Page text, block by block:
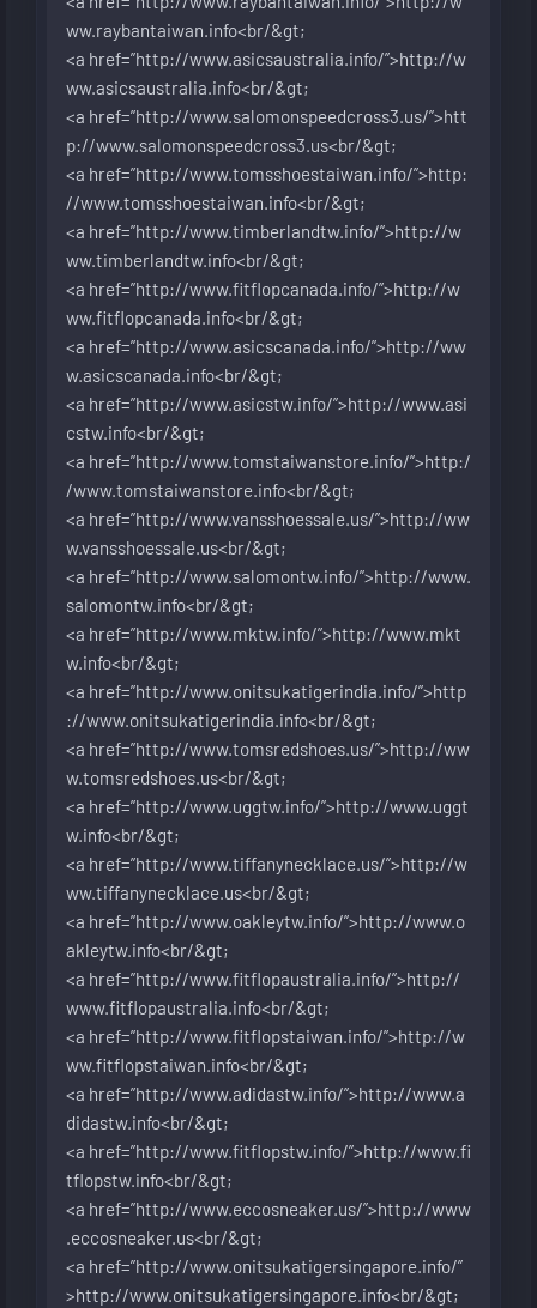
ww.raybantaiwan.info<br/&gt;
<a href=”http://www.asicsaustralia.info/”>http://w
ww.asicsaustralia.info<br/&gt;
<a href=”http://www.salomonspeedcross3.us/”>htt
p://www.salomonspeedcross3.us<br/&gt;
<a href=”http://www.tomsshoestaiwan.info/”>http:
//www.tomsshoestaiwan.info<br/&gt;
<a href=”http://www.timberlandtw.info/”>http://w
ww.timberlandtw.info<br/&gt;
<a href=”http://www.fitflopcanada.info/”>http://w
ww.fitflopcanada.info<br/&gt;
<a href=”http://www.asicscanada.info/”>http://ww
w.asicscanada.info<br/&gt;
<a href=”http://www.asicstw.info/”>http://www.asi
cstw.info<br/&gt;
<a href=”http://www.tomstaiwanstore.info/”>http:/
/www.tomstaiwanstore.info<br/&gt;
<a href=”http://www.vansshoessale.us/”>http://ww
w.vansshoessale.us<br/&gt;
<a href=”http://www.salomontw.info/”>http://www.
salomontw.info<br/&gt;
<a href=”http://www.mktw.info/”>http://www.mkt
w.info<br/&gt;
<a href=”http://www.onitsukatigerindia.info/”>http
://www.onitsukatigerindia.info<br/&gt;
<a href=”http://www.tomsredshoes.us/”>http://ww
w.tomsredshoes.us<br/&gt;
<a href=”http://www.uggtw.info/”>http://www.uggt
w.info<br/&gt;
<a href=”http://www.tiffanynecklace.us/”>http://w
ww.tiffanynecklace.us<br/&gt;
<a href=”http://www.oakleytw.info/”>http://www.o
akleytw.info<br/&gt;
<a href=”http://www.fitflopaustralia.info/”>http://
www.fitflopaustralia.info<br/&gt;
<a href=”http://www.fitflopstaiwan.info/”>http://w
ww.fitflopstaiwan.info<br/&gt;
<a href=”http://www.adidastw.info/”>http://www.a
didastw.info<br/&gt;
<a href=”http://www.fitflopstw.info/”>http://www.fi
tflopstw.info<br/&gt;
<a href=”http://www.eccosneaker.us/”>http://www
.eccosneaker.us<br/&gt;
<a href=”http://www.onitsukatigersingapore.info/”
>http://www.onitsukatigersingapore.info<br/&gt;